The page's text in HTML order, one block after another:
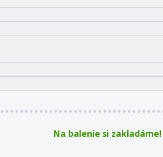
Na balenie si zakladáme!